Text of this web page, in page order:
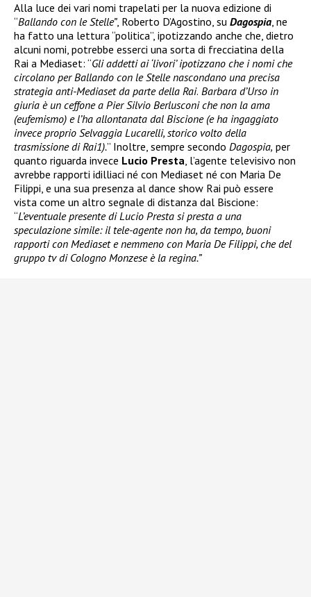
Alla luce dei vari nomi trapelati per la nuova edizione di
“Ballando con le Stelle”, Roberto D’Agostino, su Dagospia, ne
ha fatto una lettura “politica”, ipotizzando anche che, dietro
alcuni nomi, potrebbe esserci una sorta di frecciatina della
Rai a Mediaset: “Gli addetti ai ‘livori’ ipotizzano che i nomi che
circolano per Ballando con le Stelle nascondano una precisa
strategia anti-Mediaset da parte della Rai. Barbara d’Urso in
giuria è un ceffone a Pier Silvio Berlusconi che non la ama
(eufemismo) e l’ha allontanata dal Biscione (e ha ingaggiato
invece proprio Selvaggia Lucarelli, storico volto della
trasmissione di Rai1).” Inoltre, sempre secondo Dagospia, per
quanto riguarda invece Lucio Presta, l’agente televisivo non
avrebbe rapporti idilliaci né con Mediaset né con Maria De
Filippi, e una sua presenza al dance show Rai può essere
vista come un altro segnale di distanza dal Biscione:
“L’eventuale presente di Lucio Presta si presta a una
speculazione simile: il tele-agente non ha, da tempo, buoni
rapporti con Mediaset e nemmeno con Maria De Filippi, che del
gruppo tv di Cologno Monzese è la regina.”